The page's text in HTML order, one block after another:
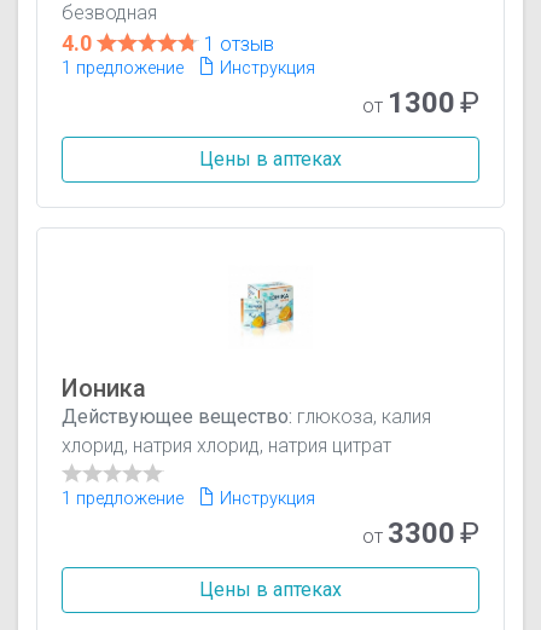
безводная
4.0 1 отзыв
1 предложение Инструкция
от 1300₽
Цены в аптеках
Ионика
Действующее вещество: глюкоза, калия
хлорид, натрия хлорид, натрия цитрат
1 предложение Инструкция
от 3300₽
Цены в аптеках